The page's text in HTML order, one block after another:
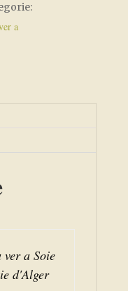
a
ver a Soie
d'Alger